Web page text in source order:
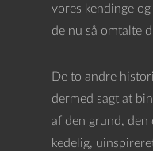
vores kendinge
de nu så omtalte
De to andre
dermed sagt at
af den grund,
kedelig,